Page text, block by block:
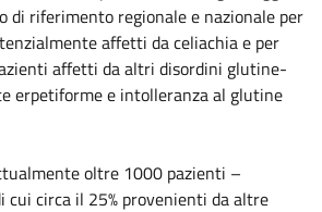
di riferimento regionale e nazionale per
affetti da celiachia e per
affetti da altri disordini glutine-
erpetiforme e intolleranza al glutine
oltre 1000 pazienti –
circa il 25% provenienti da altre